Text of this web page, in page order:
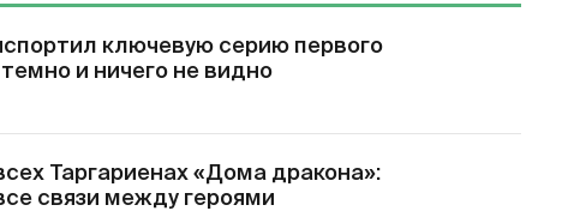
ключевую серию первого
и ничего не видно
Таргариенах «Дома дракона»:
связи между героями